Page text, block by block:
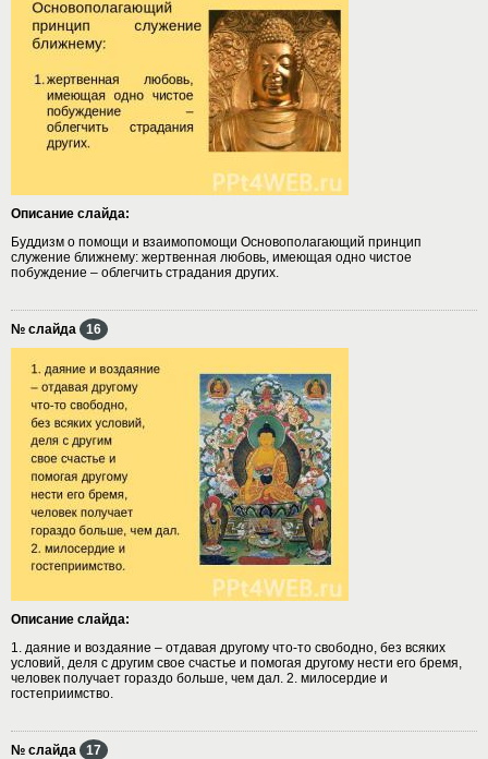
Описание слайда:
Буддизм о помощи и взаимопомощи Основополагающий принцип
служение ближнему: жертвенная любовь, имеющая одно чистое
побуждение – облегчить страдания других.
№ слайда 16
Описание слайда:
1. даяние и воздаяние – отдавая другому что-то свободно, без всяких
условий, деля с другим свое счастье и помогая другому нести его бремя,
человек получает гораздо больше, чем дал. 2. милосердие и
гостеприимство.
№ слайда 17